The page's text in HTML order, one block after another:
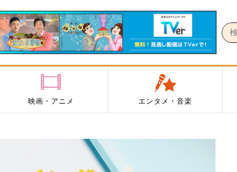
映画・アニメ エンタメ・音楽